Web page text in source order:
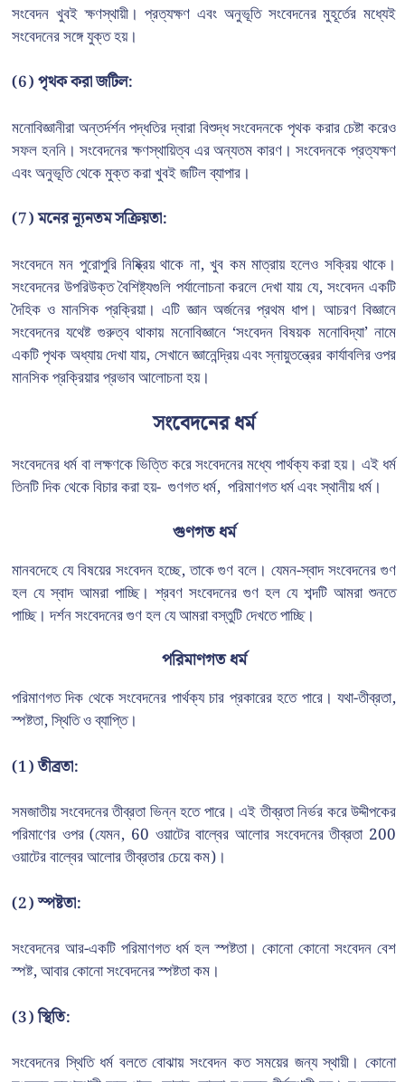
সংবেদন খুবই ক্ষণস্থায়ী। প্রত্যক্ষণ এবং অনুভূতি সংবেদনের মুহূর্তের মধ্যেই
সংবেদনের সঙ্গে যুক্ত হয়।
(6) পৃথক করা জটিল:
মনোবিজ্ঞানীরা অন্তর্দর্শন পদ্ধতির দ্বারা বিশুদ্ধ সংবেদনকে পৃথক করার চেষ্টা করেও
সফল হননি। সংবেদনের ক্ষণস্থায়িত্ব এর অন্যতম কারণ। সংবেদনকে প্রত্যক্ষণ
এবং অনুভূতি থেকে মুক্ত করা খুবই জটিল ব্যাপার।
(7)মনের ন্যূনতম সক্রিয়তা:
সংবেদনে মন পুরোপুরি নিষ্ক্রিয় থাকে না, খুব কম মাত্রায় হলেও সক্রিয় থাকে।
সংবেদনের উপরিউক্ত বৈশিষ্ট্যগুলি পর্যালোচনা করলে দেখা যায় যে, সংবেদন একটি
দৈহিক ও মানসিক প্রক্রিয়া। এটি জ্ঞান অর্জনের প্রথম ধাপ। আচরণ বিজ্ঞানে
সংবেদনের যথেষ্ট গুরুত্ব থাকায় মনোবিজ্ঞানে ‘সংবেদন বিষয়ক মনোবিদ্যা’ নামে
একটি পৃথক অধ্যায় দেখা যায়, সেখানে জ্ঞানেন্দ্রিয় এবং স্নায়ুতন্ত্রের কার্যাবলির ওপর
মানসিক প্রক্রিয়ার প্রভাব আলোচনা হয়।
সংবেদনের ধর্ম
সংবেদনের ধর্ম বা লক্ষণকে ভিত্তি করে সংবেদনের মধ্যে পার্থক্য করা হয়। এই ধর্ম
তিনটি দিক থেকে বিচার করা হয়- গুণগত ধর্ম, পরিমাণগত ধর্ম এবং স্থানীয় ধর্ম।
গুণগত ধর্ম
মানবদেহে যে বিষয়ের সংবেদন হচ্ছে, তাকে গুণ বলে। যেমন-স্বাদ সংবেদনের গুণ
হল যে স্বাদ আমরা পাচ্ছি। শ্রবণ সংবেদনের গুণ হল যে শব্দটি আমরা শুনতে
পাচ্ছি। দর্শন সংবেদনের গুণ হল যে আমরা বস্তুটি দেখতে পাচ্ছি।
পরিমাণগত ধর্ম
পরিমাণগত দিক থেকে সংবেদনের পার্থক্য চার প্রকারের হতে পারে। যথা-তীব্রতা,
স্পষ্টতা, স্থিতি ও ব্যাপ্তি।
(1)তীব্রতা:
সমজাতীয় সংবেদনের তীব্রতা ভিন্ন হতে পারে। এই তীব্রতা নির্ভর করে উদ্দীপকের
পরিমাণের ওপর (যেমন, 60 ওয়াটের বাল্বের আলোর সংবেদনের তীব্রতা 200
ওয়াটের বাল্বের আলোর তীব্রতার চেয়ে কম)।
(2)স্পষ্টতা:
সংবেদনের আর-একটি পরিমাণগত ধর্ম হল স্পষ্টতা। কোনো কোনো সংবেদন বেশ
স্পষ্ট, আবার কোনো সংবেদনের স্পষ্টতা কম।
(3)স্থিতি:
সংবেদনের স্থিতি ধর্ম বলতে বোঝায় সংবেদন কত সময়ের জন্য স্থায়ী। কোনো